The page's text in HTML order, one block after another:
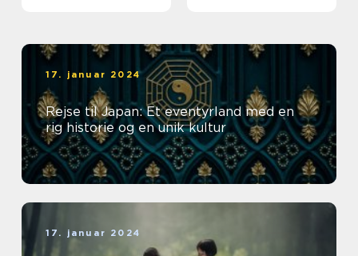
17. januar 2024
Rejse til Japan: Et eventyrland med en
rig historie og en unik kultur
17. januar 2024